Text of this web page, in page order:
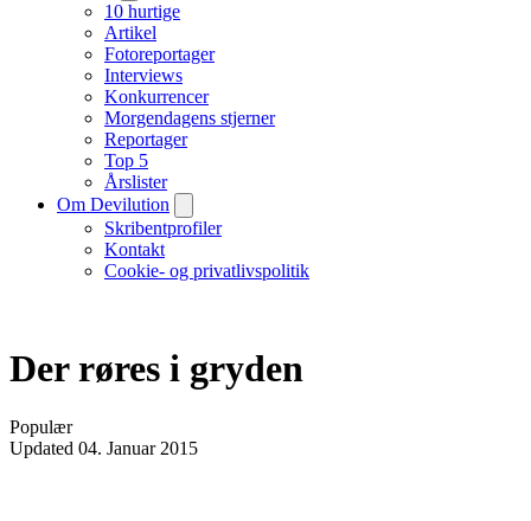
10 hurtige
Artikel
Fotoreportager
Interviews
Konkurrencer
Morgendagens stjerner
Reportager
Top 5
Årslister
Om Devilution
Skribentprofiler
Kontakt
Cookie- og privatlivspolitik
Der røres i gryden
Populær
Updated 04. Januar 2015